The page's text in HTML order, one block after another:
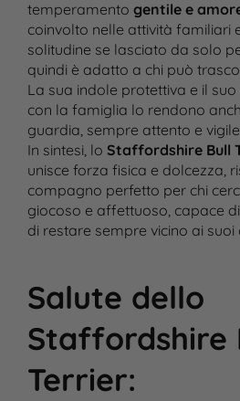
temperamento gentile e
coinvolto nelle attività familiari
solitudine se lasciato da solo
quindi è adatto a chi può
La sua indole protettiva e il
con la famiglia lo rendono
guardia, sempre attento e
In sintesi, lo Staffordshire Bull
unisce forza fisica e dolcezza,
compagno perfetto per chi
giocoso e affettuoso, capace
di restare sempre vicino ai suoi
Salute dello
Staffordshire
Terrier: